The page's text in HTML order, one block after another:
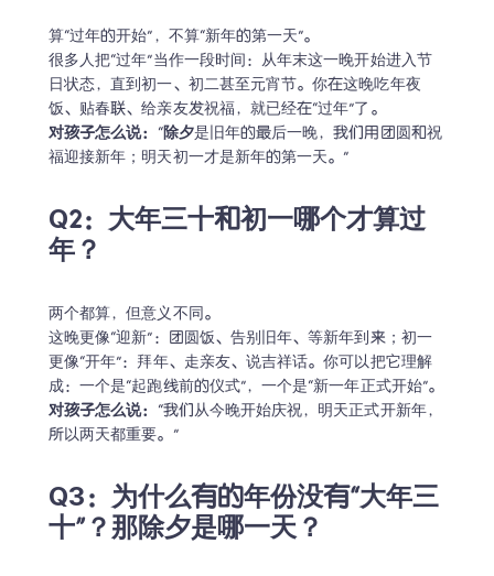
算“过年的开始”，不算“新年的第一天”。
很多人把“过年”当作一段时间：从年末这一晚开始进入节
日状态，直到初一、初二甚至元宵节。你在这晚吃年夜
对孩子怎么说： “除夕是旧年的最后一晚，我们用团圆和祝
福迎接新年；明天初一才是新年的第一天。”
Q2：大年三十和初一哪个才算过
年？
两个都算，但意义不同。
这晚更像“迎新”：团圆饭、告别旧年、等新年到来；初一
更像“开年”：拜年、走亲友、说吉祥话。你可以把它理解
对孩子怎么说： “我们从今晚开始庆祝，明天正式开新年，
所以两天都重要。”
Q3：为什么有的年份没有“大年三
十”？那除夕是哪一天？